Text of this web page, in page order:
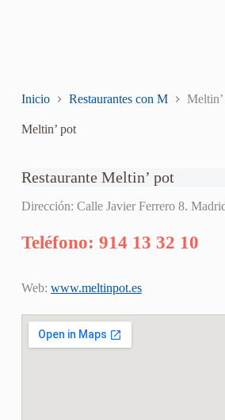
Inicio Restaurantes con M
Meltin’ pot
Restaurante Meltin’ pot
Dirección: Calle Javier Ferrero 8.
Teléfono: 914 13 32 10
Web: www.meltinpot.es